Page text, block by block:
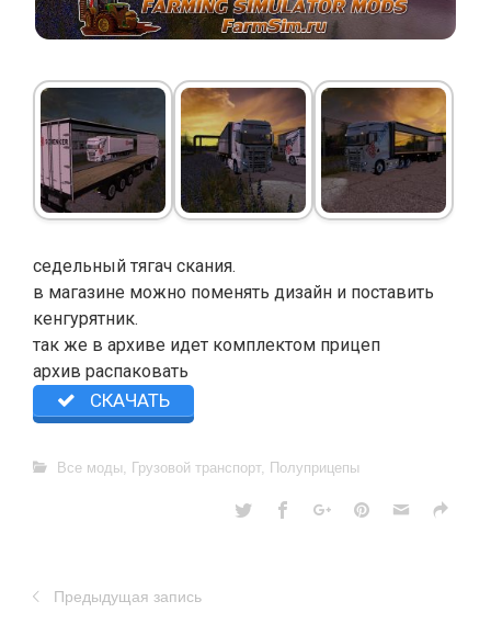
седельный тягач скания.
в магазине можно поменять дизайн и поставить
кенгурятник.
так же в архиве идет комплектом прицеп
архив распаковать
СКАЧАТЬ
Все моды, Грузовой транспорт, Полуприцепы
Предыдущая запись